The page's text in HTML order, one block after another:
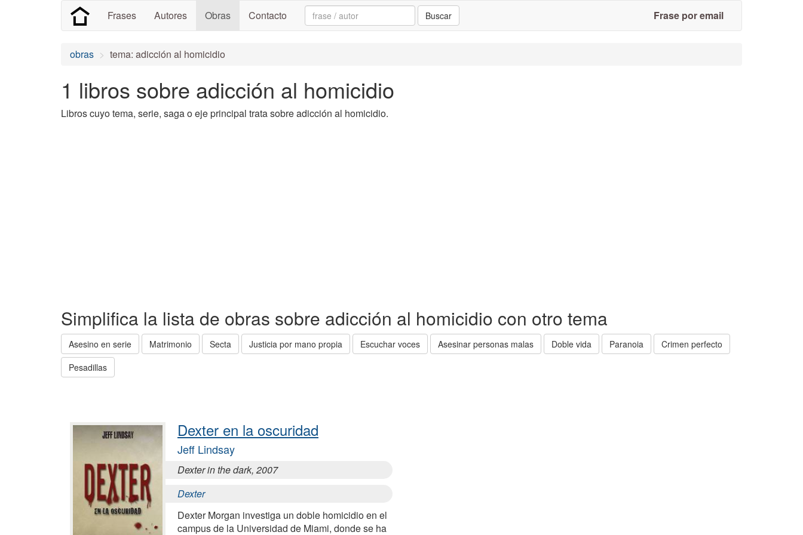
Frases Autores Obras Contacto Search: Buscar Frase por email
obras tema: adicción al homicidio
1 libros sobre adicción al homicidio
Libros cuyo tema, serie, saga o eje principal trata sobre adicción al homicidio.
Simplifica la lista de obras sobre adicción al homicidio con otro tema
Asesino en serie Matrimonio Secta Justicia por mano propia Escuchar voces Asesinar personas malas Doble vida Paranoia
Crimen perfecto
Pesadillas
Dexter en la oscuridad
Jeff Lindsay
Dexter in the dark, 2007
Dexter
Dexter Morgan investiga un doble homicidio en el
campus de la Universidad de Miami, donde se ha